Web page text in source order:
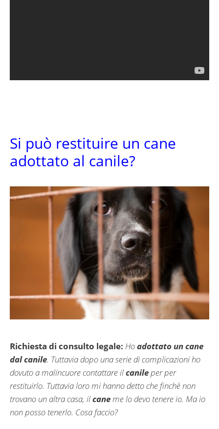
Si può restituire un cane
adottato al canile?
Richiesta di consulto legale: Hoadottato un cane
dal canile. Tuttavia dopo una serie di complicazioni ho
dovuto a malincuore contattare ilcanileper per
restituirlo. Tuttavia loro mi hanno detto che finchè non
trovano un altra casa, ilcaneme lo devo tenere io. Ma io
non posso tenerlo. Cosa faccio?